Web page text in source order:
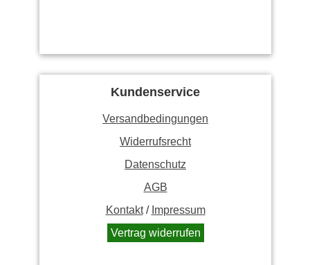
Kundenservice
Versandbedingungen
Widerrufsrecht
Datenschutz
AGB
Kontakt/ Impressum
Vertrag widerrufen